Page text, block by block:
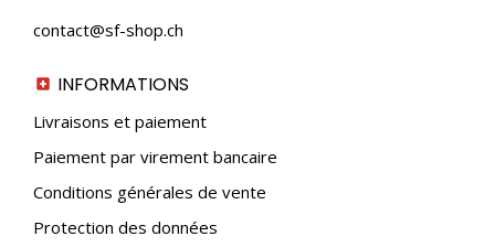
contact@sf-shop.ch
INFORMATIONS
Livraisons et paiement
Paiement par virement bancaire
Conditions générales de vente
Protection des données